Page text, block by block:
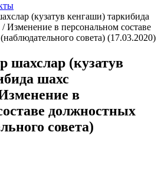
(кузатув кенгаши) таркибида
Изменение в персональном составе
совета) (17.03.2020)
шахслар (кузатув
шахс
в
должностных
совета)